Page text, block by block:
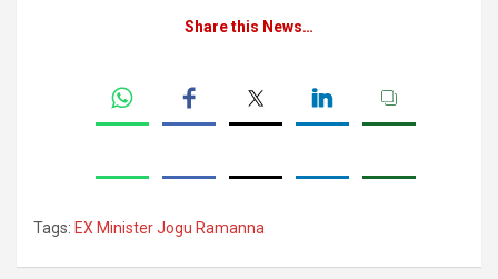
Share this News…
Tags: EX Minister Jogu Ramanna